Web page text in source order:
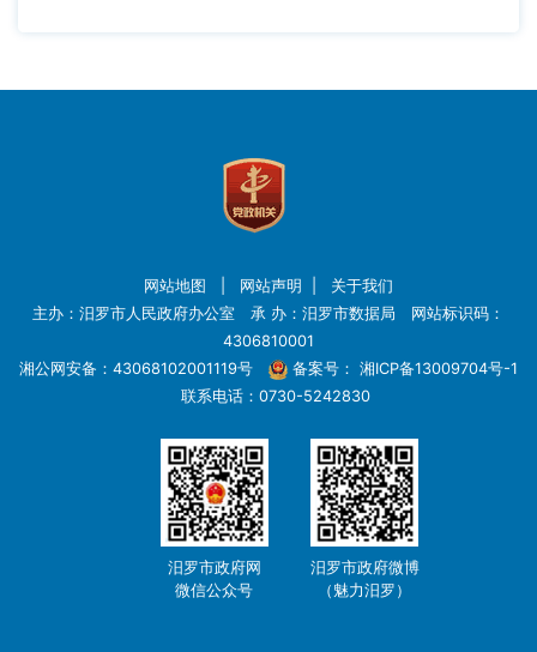
网站地图 网站声明
关于我们
主办：汨罗市人民政府办公室 承 办：汨罗市数据局 网站标识码：
4306810001
湘公网安备：43068102001119号
备案号： 湘ICP备13009704号-1
联系电话：0730-5242830
汨罗市政府网
微信公众号
汨罗市政府微博
（魅力汨罗）